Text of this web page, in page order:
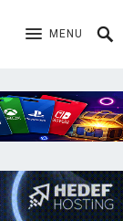
MENU